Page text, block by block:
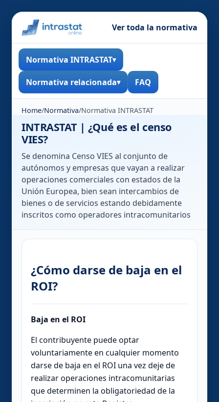
Ver toda la normativa
Normativa INTRASTAT
Normativa relacionada FAQ
Home/Normativa/Normativa INTRASTAT
INTRASTAT | ¿Qué es el censo
VIES?
Se denomina Censo VIES al conjunto de
autónomos y empresas que vayan a realizar
operaciones comerciales con estados de la
Unión Europea, bien sean intercambios de
bienes o de servicios estando debidamente
inscritos como operadores intracomunitarios
¿Cómo darse de baja en el
ROI?
Baja en el ROI
El contribuyente puede optar
voluntariamente en cualquier momento
darse de baja en el ROI una vez deje de
realizar operaciones intracomunitarias
que determinen la obligatoriedad de la